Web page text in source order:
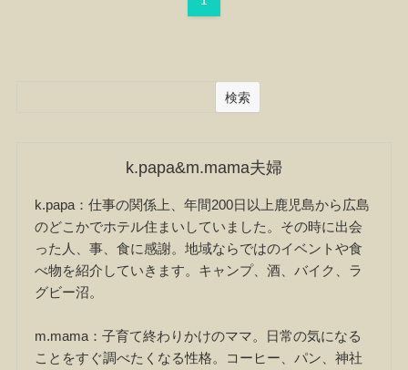
検索
k.papa&m.mama夫婦
k.papa：仕事の関係上、年間200日以上鹿児島から広島
のどこかでホテル住まいしていました。その時に出会
った人、事、食に感謝。地域ならではのイベントや食
べ物を紹介していきます。キャンプ、酒、バイク、ラ
グビー沼。
m.mama：子育て終わりかけのママ。日常の気になる
ことをすぐ調べたくなる性格。コーヒー、パン、神社